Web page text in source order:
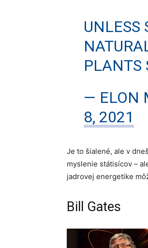
UNLESS
PLANTS
— ELON
8, 2021
Je to šialené, ale v
myslenie státisícov –
jadrovej energetike
Bill Gates